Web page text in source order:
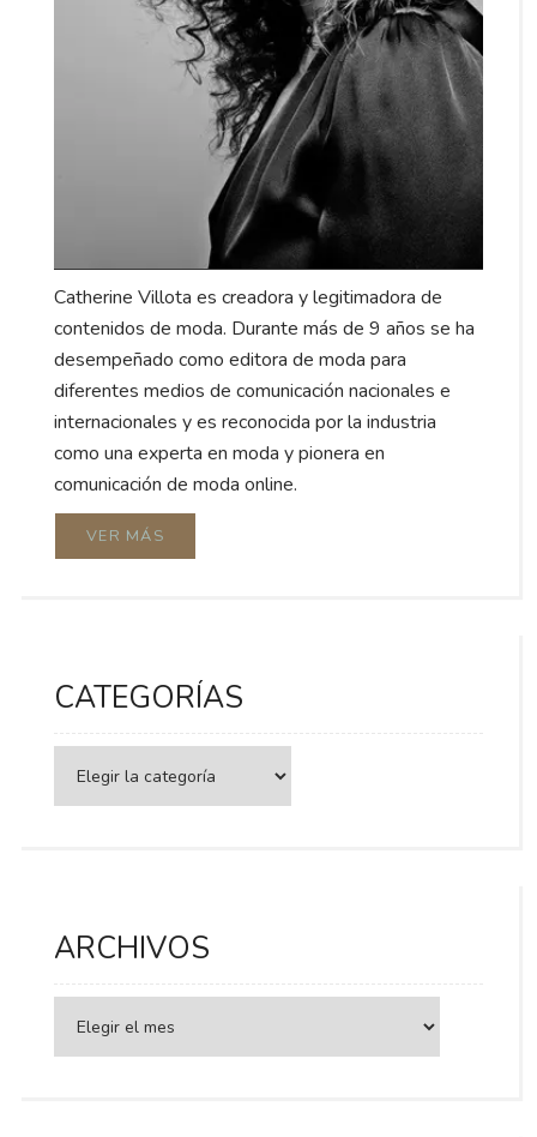
Catherine Villota es creadora y legitimadora de
contenidos de moda. Durante más de 9 años se ha
desempeñado como editora de moda para
diferentes medios de comunicación nacionales e
internacionales y es reconocida por la industria
como una experta en moda y pionera en
comunicación de moda online.
VER MÁS
CATEGORÍAS
ARCHIVOS